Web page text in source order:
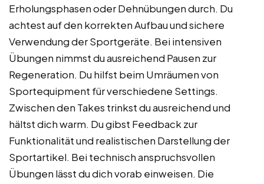
Erholungsphasen oder Dehnübungen durch. Du
achtest auf den korrekten Aufbau und sichere
Verwendung der Sportgeräte. Bei intensiven
Übungen nimmst du ausreichend Pausen zur
Regeneration. Du hilfst beim Umräumen von
Sportequipment für verschiedene Settings.
Zwischen den Takes trinkst du ausreichend und
hältst dich warm. Du gibst Feedback zur
Funktionalität und realistischen Darstellung der
Sportartikel. Bei technisch anspruchsvollen
Übungen lässt du dich vorab einweisen. Die